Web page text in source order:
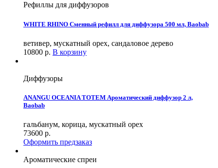
Рефиллы для диффузоров
WHITE RHINO Сменный рефилл для диффузора 500 мл, Baobab
ветивер, мускатный орех, сандаловое дерево
10800 р. В корзину
Диффузоры
ANANGU OCEANIA TOTEM Ароматический диффузор 2 л,
Baobab
гальбанум, корица, мускатный орех
73600 р.
Оформить предзаказ
Ароматические спреи